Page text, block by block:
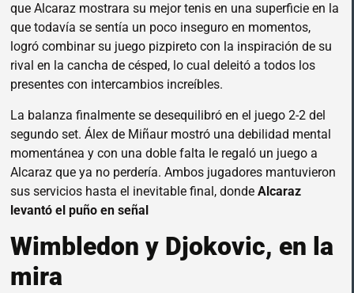
que Alcaraz mostrara su mejor tenis en una superficie en la
que todavía se sentía un poco inseguro en momentos,
logró combinar su juego pizpireto con la inspiración de su
rival en la cancha de césped, lo cual deleitó a todos los
presentes con intercambios increíbles.
La balanza finalmente se desequilibró en el juego 2-2 del
segundo set. Álex de Miñaur mostró una debilidad mental
momentánea y con una doble falta le regaló un juego a
Alcaraz que ya no perdería. Ambos jugadores mantuvieron
sus servicios hasta el inevitable final, donde Alcaraz
levantó el puño en señal
Wimbledon y Djokovic, en la
mira